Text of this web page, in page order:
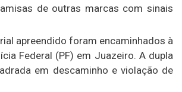
de outras marcas com sinais
apreendido foram encaminhados à
Federal (PF) em Juazeiro. A dupla
em descaminho e violação de